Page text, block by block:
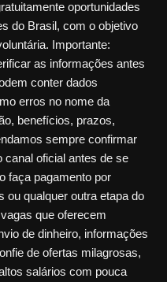
oportunidades
do Brasil, com o objetivo
Importante:
as informações antes
conter dados
erros no nome da
benefícios, prazos,
sempre confirmar
canal oficial antes de se
faça pagamento por
ou qualquer outra etapa do
que oferecem
de dinheiro, informações
de ofertas milagrosas,
salários com pouca